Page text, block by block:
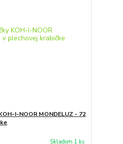
I-NOOR MONDELUZ - 72
Skladom 1 ks